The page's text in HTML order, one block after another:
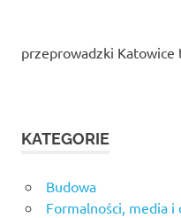
przeprowadzki
KATEGORIE
Budowa
Formalności, media